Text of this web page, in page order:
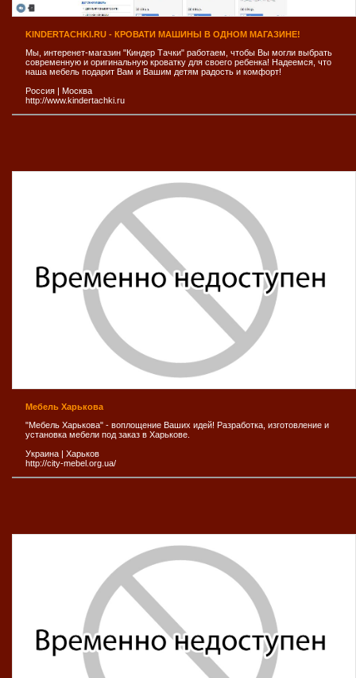
KINDERTACHKI.RU - КРОВАТИ МАШИНЫ В ОДНОМ МАГАЗИНЕ!
Мы, интеренет-магазин "Киндер Тачки" работаем, чтобы Вы могли выбрать
современную и оригинальную кроватку для своего ребенка! Надеемся, что
наша мебель подарит Вам и Вашим детям радость и комфорт!
Россия
Москва
http://www.kindertachki.ru
Мебель Харькова
"Мебель Харькова" - воплощение Ваших идей! Разработка, изготовление и
установка мебели под заказ в Харькове.
Украина
Харьков
http://city-mebel.org.ua/